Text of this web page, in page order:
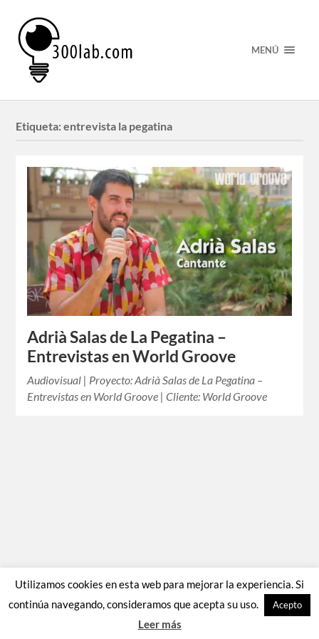
MENÚ
Etiqueta:entrevista la pegatina
Adrià Salas de La Pegatina –
Entrevistas en World Groove
Audiovisual | Proyecto: Adrià Salas de La Pegatina –
Entrevistas en World Groove | Cliente: World Groove
Utilizamos cookies en esta web para mejorar la experiencia. Si
continúa navegando, consideramos que acepta su uso.
Acepto
Leer más